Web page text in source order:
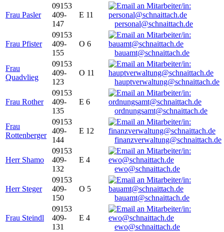
Frau Pasler
09153
409-
147
E 11
personal@schnaittach.de
Frau Pfister
09153
409-
155
O 6
bauamt@schnaittach.de
Frau
Quadvlieg
09153
409-
123
O 11
hauptverwaltung@schnaittach.de
Frau Rother
09153
409-
135
E 6
ordnungsamt@schnaittach.de
Frau
Rottenberger
09153
409-
144
E 12
finanzverwaltung@schnaittach.de
Herr Shamo
09153
409-
132
E 4
ewo@schnaittach.de
Herr Steger
09153
409-
150
O 5
bauamt@schnaittach.de
Frau Steindl
09153
409-
131
E 4
ewo@schnaittach.de